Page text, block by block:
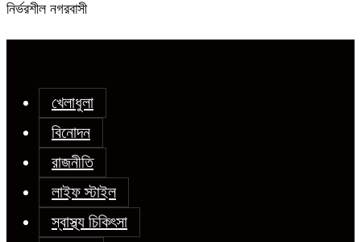
নির্ভরশীল নগরবাসী
খেলাধুলা
বিনোদন
রাজনীতি
লাইফ স্টাইল
স্বাস্থ্য চিকিৎসা